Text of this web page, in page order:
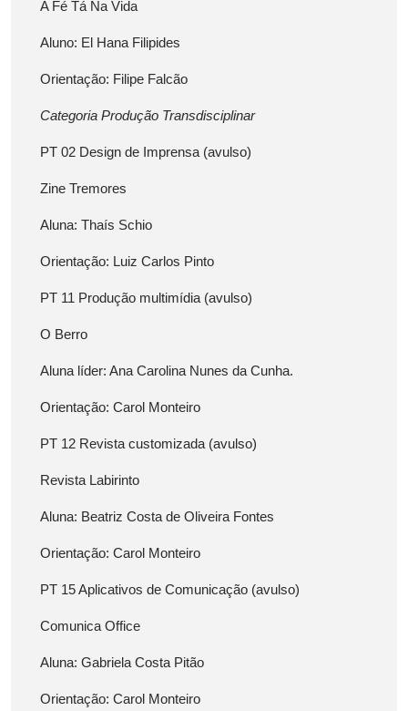
A Fé Tá Na Vida
Aluno: El Hana Filipides
Orientação: Filipe Falcão
Categoria Produção Transdisciplinar
PT 02 Design de Imprensa (avulso)
Zine Tremores
Aluna: Thaís Schio
Orientação: Luiz Carlos Pinto
PT 11 Produção multimídia (avulso)
O Berro
Aluna líder: Ana Carolina Nunes da Cunha.
Orientação: Carol Monteiro
PT 12 Revista customizada (avulso)
Revista Labirinto
Aluna: Beatriz Costa de Oliveira Fontes
Orientação: Carol Monteiro
PT 15 Aplicativos de Comunicação (avulso)
Comunica Office
Aluna: Gabriela Costa Pitão
Orientação: Carol Monteiro